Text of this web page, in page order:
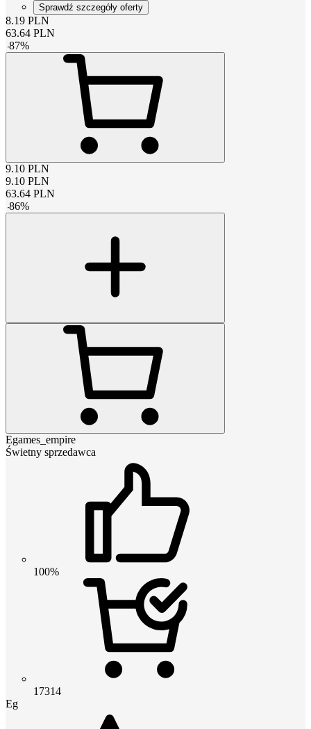
Sprawdź szczegóły oferty
8.19 PLN
63.64 PLN
-87%
9.10 PLN
9.10 PLN
63.64 PLN
-86%
Egames_empire
Świetny sprzedawca
100%
17314
Eg